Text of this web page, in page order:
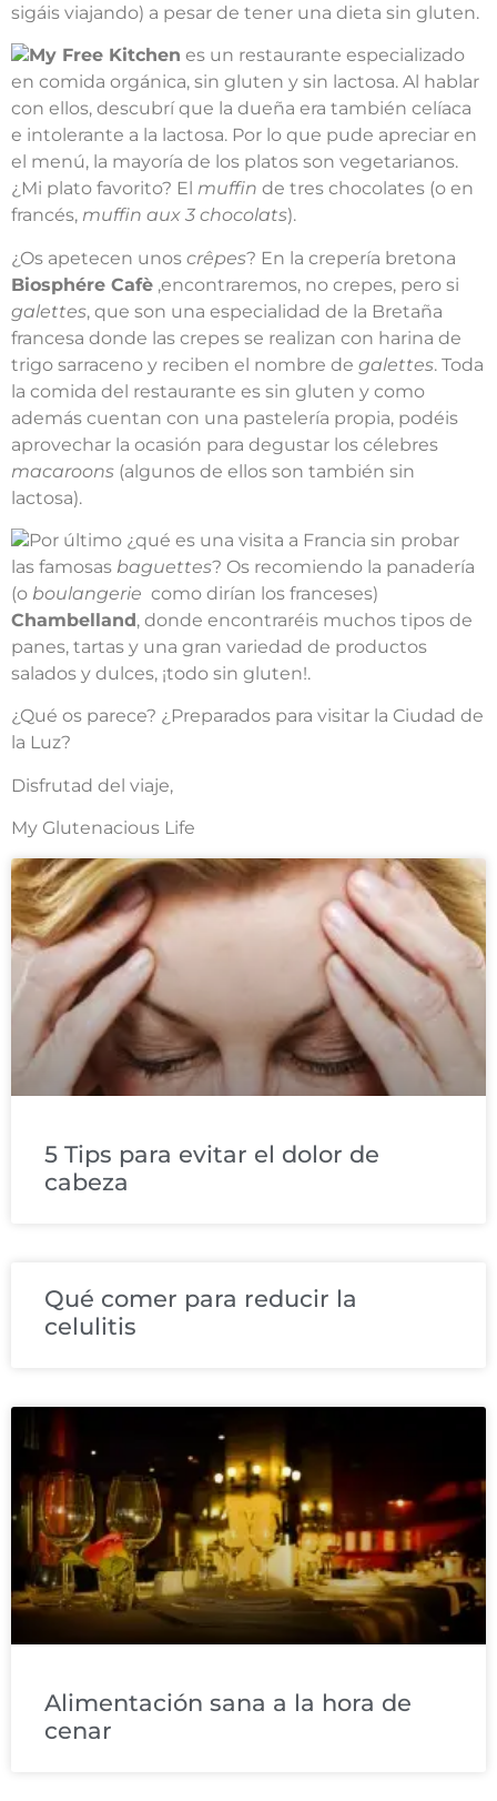
sigáis viajando) a pesar de tener una dieta sin gluten.
My Free Kitchen es un restaurante especializado
en comida orgánica, sin gluten y sin lactosa. Al hablar
con ellos, descubrí que la dueña era también celíaca
e intolerante a la lactosa. Por lo que pude apreciar en
el menú, la mayoría de los platos son vegetarianos.
¿Mi plato favorito? El muffin de tres chocolates (o en
francés, muffin aux 3 chocolats).
¿Os apetecen unos crêpes? En la crepería bretona
Biosphére Cafè ,encontraremos, no crepes, pero si
galettes, que son una especialidad de la Bretaña
francesa donde las crepes se realizan con harina de
trigo sarraceno y reciben el nombre de galettes. Toda
la comida del restaurante es sin gluten y como
además cuentan con una pastelería propia, podéis
aprovechar la ocasión para degustar los célebres
macaroons (algunos de ellos son también sin
lactosa).
Por último ¿qué es una visita a Francia sin probar
las famosas baguettes? Os recomiendo la panadería
(o boulangerie como dirían los franceses)
Chambelland, donde encontraréis muchos tipos de
panes, tartas y una gran variedad de productos
salados y dulces, ¡todo sin gluten!.
¿Qué os parece? ¿Preparados para visitar la Ciudad de
la Luz?
Disfrutad del viaje,
My Glutenacious Life
5 Tips para evitar el dolor de
cabeza
Qué comer para reducir la
celulitis
Alimentación sana a la hora de
cenar